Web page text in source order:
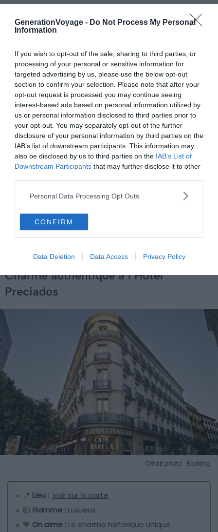
GenerationVoyage - Do Not Process My Personal
Information
If you wish to opt-out of the sale, sharing to third parties, or
processing of your personal or sensitive information for
targeted advertising by us, please use the below opt-out
section to confirm your selection. Please note that after your
opt-out request is processed you may continue seeing
interest-based ads based on personal information utilized by
us or personal information disclosed to third parties prior to
your opt-out. You may separately opt-out of the further
disclosure of your personal information by third parties on the
IAB’s list of downstream participants. This information may
also be disclosed by us to third parties on the IAB’s List of
Downstream Participants that may further disclose it to other
Personal Data Processing Opt Outs
CONFIRM
Data Deletion Data Access Privacy Policy
Que diriez-vous de séjourner dans un hôtel de luxe situé
sur la célèbreGran Vía
? La position stratégique du
nombreux sites tels que laPuerta del Sol. Vous jouirez
d’ailleurs d’une vue imprenable sur Madrid, notamment
depuis sa terrasse.
Admirez le design de l’hôtel conçu par le décorateur
d’intérieur Jaime Beristain, l’un des papes de
l’architecture catalane. Avec ses murs à deux tons verts
et blancs, il règne dans la bâtisseune ambiance de
fraîcheur et de modernité. Le mobilier cosy ajoute quant
à lui une touche de confort à votre séjour. Si vous êtes
23h dans son gastrobar.
Réserver cet hôtel
Charme authentique à l’Hôtel
Preciados
Crédit photo : Booking
📍 Lieu : Voir sur la carte
💶 Gamme : Luxueux
💙 On aime : Le charme historique unique